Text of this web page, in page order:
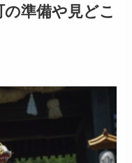
の準備や見どこ